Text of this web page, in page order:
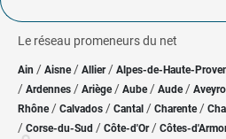
Le réseau promeneurs du net
Ain / Aisne/ Allier/ Alpes-de-Haute-
/ Ardennes / Ariège/ Aube/ Aude /
Rhône/ Calvados / Cantal / Charente /
/ Corse-du-Sud / Côte-d'Or / Côtes-